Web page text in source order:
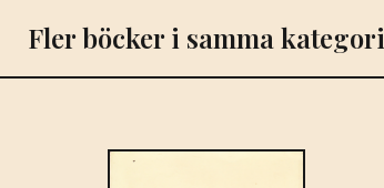
Fler böcker i samma kategori